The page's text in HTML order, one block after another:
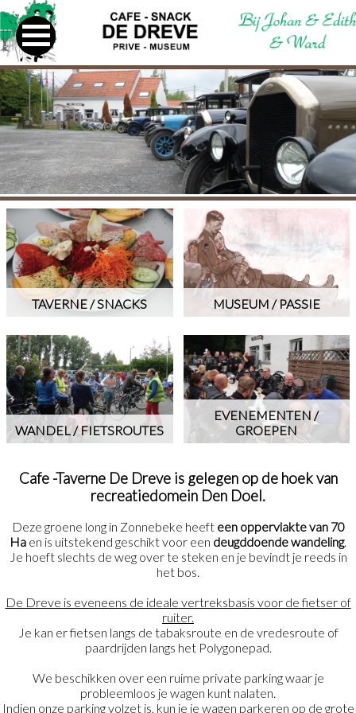
TAVERNE / SNACKS MUSEUM / PASSIE
WANDEL / FIETSROUTES
EVENEMENTEN /
GROEPEN
Cafe -Taverne De Dreve is gelegen op de hoek van
recreatiedomein Den Doel.
Deze groene long in Zonnebeke heeft een oppervlakte van 70
Ha en is uitstekend geschikt voor een deugddoende wandeling.
Je hoeft slechts de weg over te steken en je bevindt je reeds in
het bos.
De Dreve is eveneens de ideale vertreksbasis voor de fietser of
ruiter.
Je kan er fietsen langs de tabaksroute en de vredesroute of
paardrijden langs het Polygonepad.
We beschikken over een ruime private parking waar je
probleemloos je wagen kunt nalaten.
Indien onze parking volzet is, kun je je wagen parkeren op de grote